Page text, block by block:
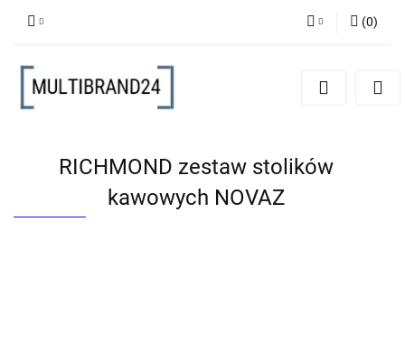
Zarejestruj się
(0)
RICHMOND zestaw stolików
kawowych NOVAZ